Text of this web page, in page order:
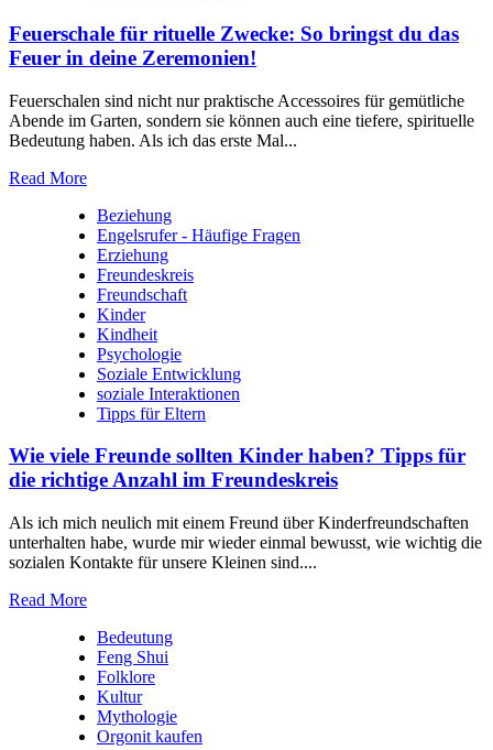
Feuerschale für rituelle Zwecke: So bringst du das
Feuer in deine Zeremonien!
Feuerschalen sind nicht nur praktische Accessoires für gemütliche
Abende im Garten, sondern sie können auch eine tiefere, spirituelle
Bedeutung haben. Als ich das erste Mal...
Read More
Beziehung
Engelsrufer - Häufige Fragen
Erziehung
Freundeskreis
Freundschaft
Kinder
Kindheit
Psychologie
Soziale Entwicklung
soziale Interaktionen
Tipps für Eltern
Wie viele Freunde sollten Kinder haben? Tipps für
die richtige Anzahl im Freundeskreis
Als‍ ich mich neulich⁣ mit einem Freund⁣ über Kinderfreundschaften ​
unterhalten ​habe,⁤ wurde ⁤mir wieder ‍einmal bewusst, ⁢wie wichtig die
sozialen Kontakte für​ unsere Kleinen sind.‍...
Read More
Bedeutung
Feng Shui
Folklore
Kultur
Mythologie
Orgonit kaufen